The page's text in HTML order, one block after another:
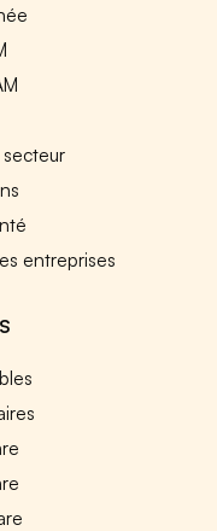
secteur
entreprises